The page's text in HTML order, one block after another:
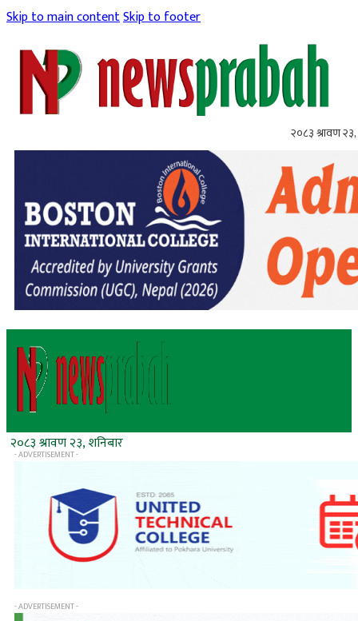
Skip to main contentSkip to footer
२०८३ श्रावण २३,
२०८३ श्रावण २३, शनिबार
- ADVERTISEMENT -
- ADVERTISEMENT -